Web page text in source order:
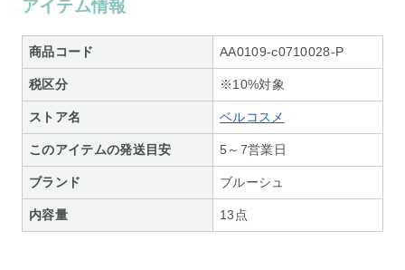
アイテム情報
商品コード AA0109-c0710028-P
税区分 ※10%対象
ストア名 ベルコスメ
このアイテムの発送目安 5～7営業日
ブランド ブルーシュ
内容量 13点